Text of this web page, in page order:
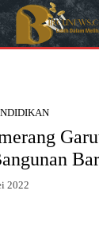
2022